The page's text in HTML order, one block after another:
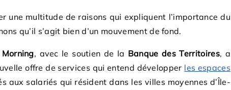
une multitude de raisons qui expliquent l’importance du
qu’il s’agit bien d’un mouvement de fond.
Morning, avec le soutien de la Banque des Territoires, a
offre de services qui entend développer les espaces
aux salariés qui résident dans les villes moyennes d’Île-